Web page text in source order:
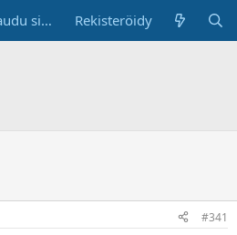
Kirjaudu sisään Rekisteröidy
#341